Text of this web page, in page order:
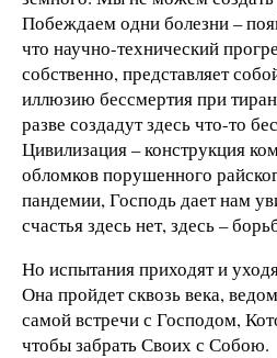
Побеждаем одни болезни –
что научно-технический
собственно, представляет
иллюзию бессмертия при
разве создадут здесь что-то
Цивилизация – конструкция
обломков порушенного
пандемии, Господь дает нам
счастья здесь нет, здесь –
Но испытания приходят и
Она пройдет сквозь века,
самой встречи с Господом,
чтобы забрать Своих с Собою.